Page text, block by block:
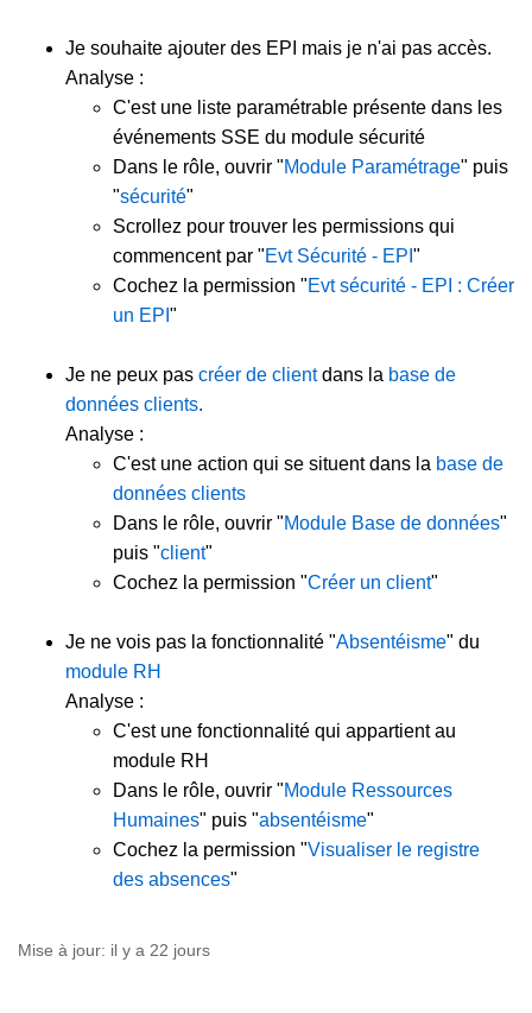
Je souhaite ajouter des EPI mais je n'ai pas accès.
Analyse :
C'est une liste paramétrable présente dans les
événements SSE du module sécurité
Dans le rôle, ouvrir "Module Paramétrage" puis
"sécurité"
Scrollez pour trouver les permissions qui
commencent par "Evt Sécurité - EPI "
Cochez la permission "Evt sécurité - EPI : Créer
un EPI "
Je ne peux pas créer de clientdans la base de
données clients.
Analyse :
C'est une action qui se situent dans la base de
données clients
Dans le rôle, ouvrir "Module Base de données"
puis "client"
Cochez la permission "Créer un client"
Je ne vois pas la fonctionnalité "Absentéisme" du
module RH
Analyse :
C'est une fonctionnalité qui appartient au
module RH
Dans le rôle, ouvrir "Module Ressources
Humaines" puis "absentéisme"
Cochez la permission "Visualiser le registre
des absences"
Mise à jour: il y a 22 jours